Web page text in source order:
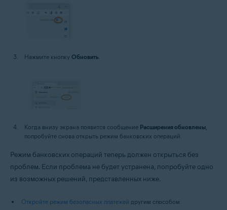
Нажмите кнопку Обновить.
Когда внизу экрана появится сообщение Расширения обновлены
попробуйте снова открыть режим банковских операций.
Режим банковских операций теперь должен открыться без
проблем. Если проблема не будет устранена, попробуйте одно
из возможных решений, представленных ниже.
Откройте режим безопасных платежей другим способом.